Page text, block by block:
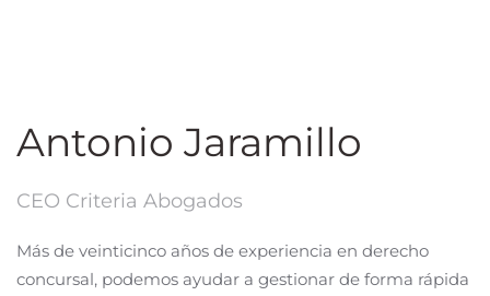
Antonio Jaramillo
CEO Criteria Abogados
Más de veinticinco años de experiencia en derecho
concursal, podemos ayudar a gestionar de forma rápida